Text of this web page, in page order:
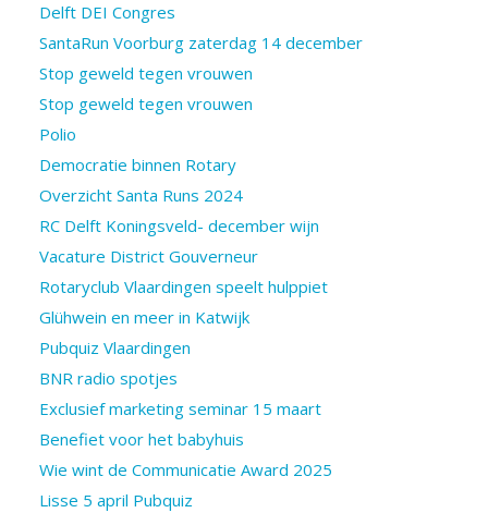
Delft DEI Congres
SantaRun Voorburg zaterdag 14 december
Stop geweld tegen vrouwen
Stop geweld tegen vrouwen
Polio
Democratie binnen Rotary
Overzicht Santa Runs 2024
RC Delft Koningsveld- december wijn
Vacature District Gouverneur
Rotaryclub Vlaardingen speelt hulppiet
Glühwein en meer in Katwijk
Pubquiz Vlaardingen
BNR radio spotjes
Exclusief marketing seminar 15 maart
Benefiet voor het babyhuis
Wie wint de Communicatie Award 2025
Lisse 5 april Pubquiz